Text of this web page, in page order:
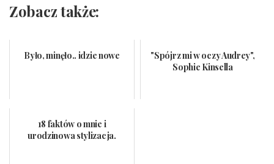
Zobacz także:
Było, minęło.. idzie nowe
"Spójrz mi w oczy Audrey",
Sophie Kinsella
18 faktów o mnie i
urodzinowa stylizacja.